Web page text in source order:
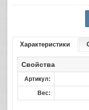
Характеристики
Свойства
Артикул:
Вес: